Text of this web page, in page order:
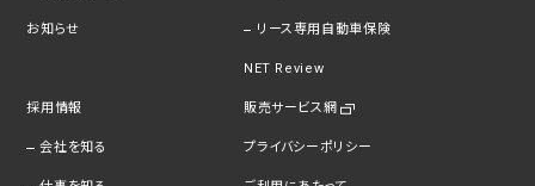
お知らせ リース専用自動車保険
NET Review
採用情報
会社を知る
販売サービス網
プライバシーポリシー